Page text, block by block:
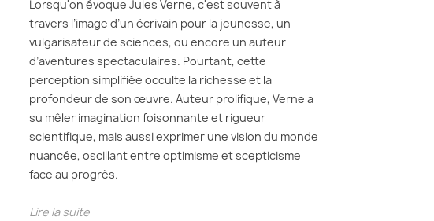
Lorsqu'on évoque Jules Verne, c'est souvent à
travers l’image d’un écrivain pour la jeunesse, un
vulgarisateur de sciences, ou encore un auteur
d’aventures spectaculaires. Pourtant, cette
perception simplifiée occulte la richesse et la
profondeur de son œuvre. Auteur prolifique, Verne a
su mêler imagination foisonnante et rigueur
scientifique, mais aussi exprimer une vision du monde
nuancée, oscillant entre optimisme et scepticisme
face au progrès.
Lire la suite